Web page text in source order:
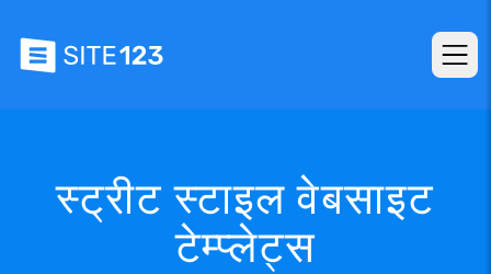
स्ट्रीट स्टाइल वेबसाइट
टेम्प्लेट्स